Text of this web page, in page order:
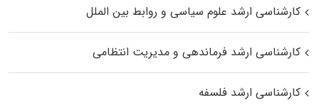
کارشناسی ارشد علوم سیاسی و روابط بین الملل
کارشناسی ارشد فرماندهی و مدیریت انتظامی
کارشناسی ارشد فلسفه